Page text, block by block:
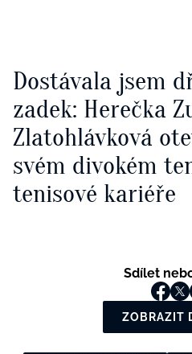
Dostávala jsem
zadek: Herečka
Zlatohlávková
svém divokém
tenisové kariéře
Sdílet
ZOBRAZIT